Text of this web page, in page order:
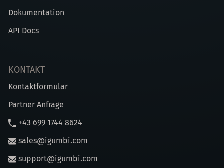
Dokumentation
API Docs
KONTAKT
Kontaktformular
Partner Anfrage
+43 699 1744 8624
sales@igumbi.com
support@igumbi.com